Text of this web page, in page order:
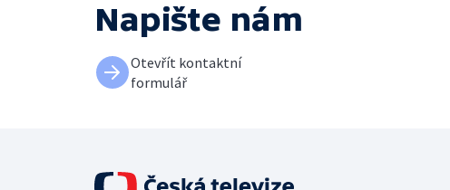
Napište nám
Otevřít kontaktní
formulář